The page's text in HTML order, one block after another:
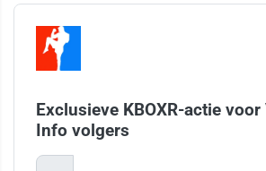
Exclusieve KBOXR-actie
Info volgers